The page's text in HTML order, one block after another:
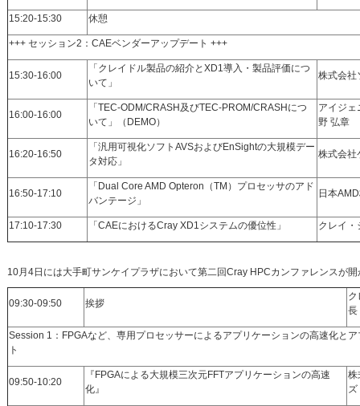
15:20-15:30 休憩
+++ セッション2：CAEベンダーアップデート +++
15:30-16:00
「クレイドル製品の紹介とXD1導入・製品評価につ
いて」
株式会
16:00-16:00
「TEC-ODM/CRASH及びTEC-PROM/CRASHにつ
いて」（DEMO）
アイジ
野 弘章
16:20-16:50
「汎用可視化ソフトAVSおよびEnSightの大規模デー
タ対応」
株式会
16:50-17:10
「Dual Core AMD Opteron（TM）プロセッサのアド
バンテージ」
日本
17:10-17:30 「CAEにおけるCray XD1システムの優位性」 クレイ
10月4日には大手町サンケイプラザにおいて第二回Cray HPCカンファレンスが開
09:30-09:50 挨拶
Session 1：FPGAなど、専用プロセッサーによるアプリケーションの高速化と
ト
09:50-10:20
『FPGAによる大規模三次元FFTアプリケーションの高速
化』
株